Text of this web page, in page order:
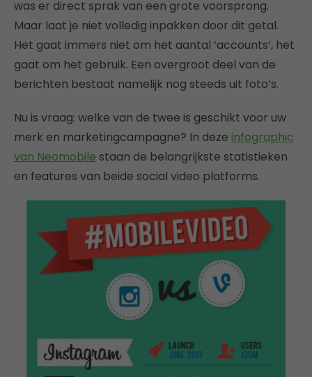
was er direct sprak van een grote voorsprong.
Maar laat je niet volledig inpakken door dit getal.
Het gaat immers niet om het aantal ‘accounts’, het
gaat om het gebruik. Een overgroot deel van de
berichten bestaat namelijk nog steeds uit foto’s.
Nu is vraag: welke van de twee is geschikt voor uw
merk en marketingcampagne? In deze infographic
van Neomobile staan de belangrijkste statistieken
en features van beide social video platforms.